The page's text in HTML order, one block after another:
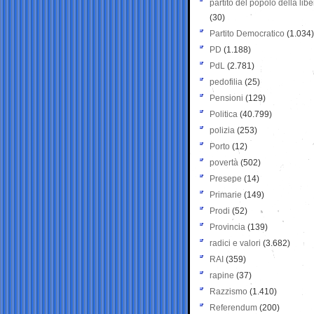
partito del popolo della
(30)
Partito Democratico (1.034)
PD (1.188)
PdL (2.781)
pedofilia (25)
Pensioni (129)
Politica (40.799)
polizia (253)
Porto (12)
povertà (502)
Presepe (14)
Primarie (149)
Prodi (52)
Provincia (139)
radici e valori (3.682)
RAI (359)
rapine (37)
Razzismo (1.410)
Referendum (200)